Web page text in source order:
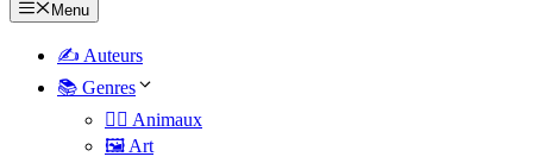
Menu
✍️ Auteurs
📚 Genres
🐕‍🦺 Animaux
🖼️ Art